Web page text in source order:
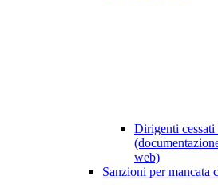
Dirigenti
web)
Sanzioni per mancata